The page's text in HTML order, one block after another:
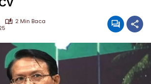
2 Min Baca